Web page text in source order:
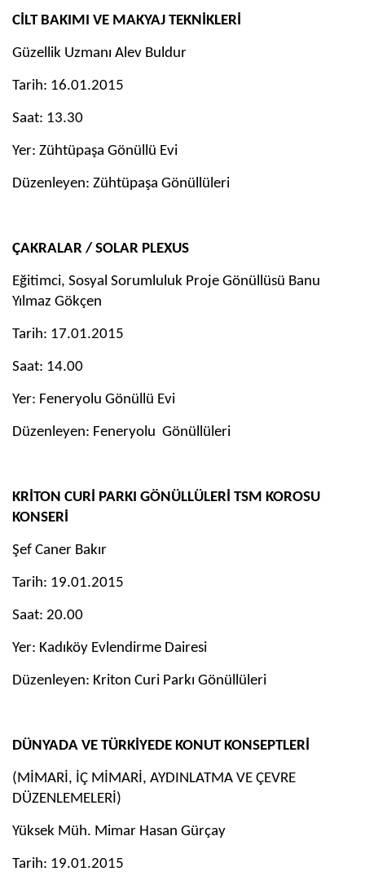
CİLT BAKIMI VE MAKYAJ TEKNİKLERİ
Güzellik Uzmanı Alev Buldur
Tarih: 16.01.2015
Saat: 13.30
Yer: Zühtüpaşa Gönüllü Evi
Düzenleyen: Zühtüpaşa Gönüllüleri
ÇAKRALAR / SOLAR PLEXUS
Eğitimci, Sosyal Sorumluluk Proje Gönüllüsü Banu
Yılmaz Gökçen
Tarih: 17.01.2015
Saat: 14.00
Yer: Feneryolu Gönüllü Evi
Düzenleyen: Feneryolu Gönüllüleri
KRİTON CURİ PARKI GÖNÜLLÜLERİ TSM KOROSU
KONSERİ
Şef Caner Bakır
Tarih: 19.01.2015
Saat: 20.00
Yer: Kadıköy Evlendirme Dairesi
Düzenleyen: Kriton Curi Parkı Gönüllüleri
DÜNYADA VE TÜRKİYEDE KONUT KONSEPTLERİ
(MİMARİ, İÇ MİMARİ, AYDINLATMA VE ÇEVRE
DÜZENLEMELERİ)
Yüksek Müh. Mimar Hasan Gürçay
Tarih: 19.01.2015